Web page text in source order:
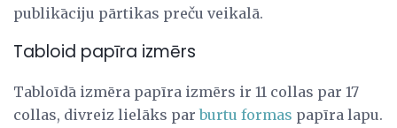
publikāciju pārtikas preču veikalā.
Tabloid papīra izmērs
Tabloīdā izmēra papīra izmērs ir 11 collas par 17
collas, divreiz lielāks parburtu formas papīra lapu.